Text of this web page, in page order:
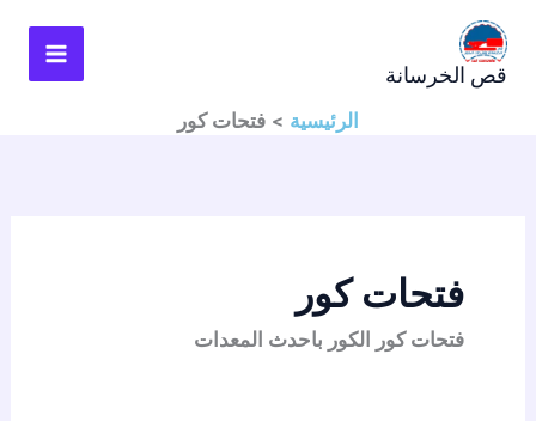
تخطي
المحتوىقص الخرسانة
الرئيسية فتحات كور
فتحات كور
فتحات كور الكور باحدث المعدات